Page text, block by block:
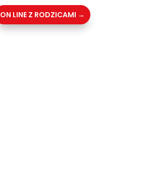
ON LINE Z RODZICAMI →